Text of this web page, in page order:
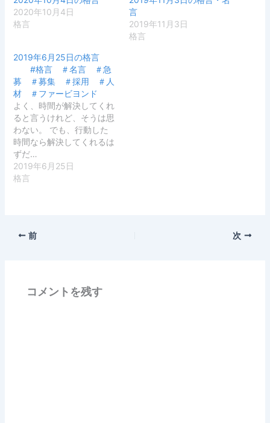
2020年10月4日
格言
言
2019年11月3日
格言
2019年6月25日の格言
#格言 ＃名言 ＃急
募 ＃募集 ＃採用 ＃人
材 ＃ファービヨンド
よく、時間が解決してくれ
ると言うけれど、そうは思
わない。 でも、行動した
時間なら解決してくれるは
ずだ…
2019年6月25日
格言
前 次
コメントを残す